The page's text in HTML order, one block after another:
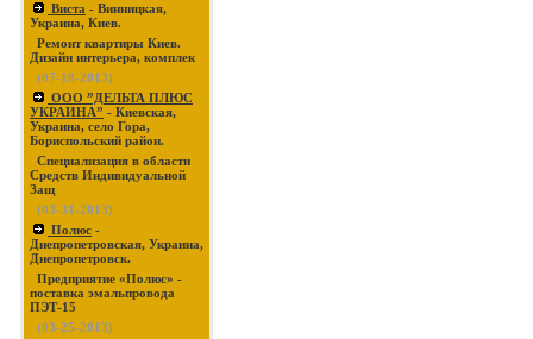
Виста - Винницкая,
Украина, Киев.
Ремонт квартиры Киев.
Дизайн интерьера, комплек
(07-18-2013)
ООО ”ДЕЛЬТА ПЛЮС
УКРАИНА” - Киевская,
Украина, село Гора,
Бориспольский район.
Специализация в области
Средств Индивидуальной
Защ
(03-31-2013)
Полюс -
Днепропетровская, Украина,
Днепропетровск.
Предприятие «Полюс» -
поставка эмальпровода
ПЭТ-15
(03-25-2013)